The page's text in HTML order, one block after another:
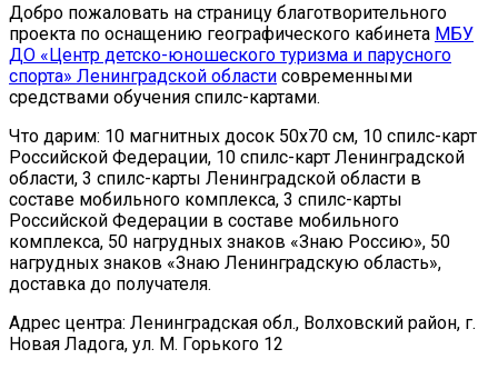
Добро пожаловать на страницу благотворительного
проекта по оснащению географического кабинета МБУ
ДО «Центр детско-юношеского туризма и парусного
спорта» Ленинградской области современными
средствами обучения спилс-картами.
Что дарим: 10 магнитных досок 50х70 см, 10 спилс-карт
Российской Федерации, 10 спилс-карт Ленинградской
области, 3 спилс-карты Ленинградской области в
составе мобильного комплекса, 3 спилс-карты
Российской Федерации в составе мобильного
комплекса, 50 нагрудных знаков «Знаю Россию», 50
нагрудных знаков «Знаю Ленинградскую область»,
доставка до получателя.
Адрес центра: Ленинградская обл., Волховский район, г.
Новая Ладога, ул. М. Горького 12